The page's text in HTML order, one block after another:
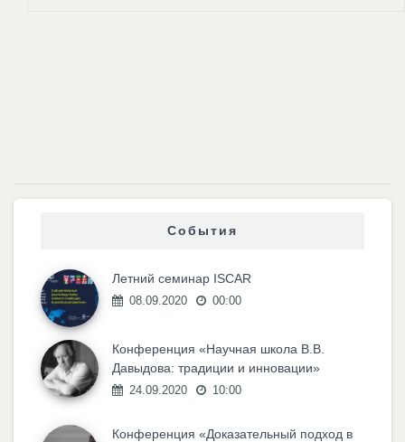
События
Летний семинар ISCAR
08.09.2020 00:00
Конференция «Научная школа В.В.
Давыдова: традиции и инновации»
24.09.2020 10:00
Конференция «Доказательный подход в